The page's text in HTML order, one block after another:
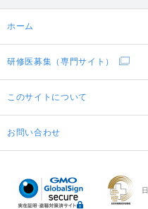
ホーム
研修医募集（専門サイト）
このサイトについて
お問い合わせ